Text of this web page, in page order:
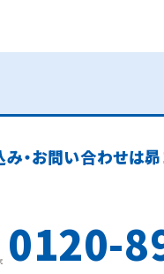
み・お問い合わせは
0120-